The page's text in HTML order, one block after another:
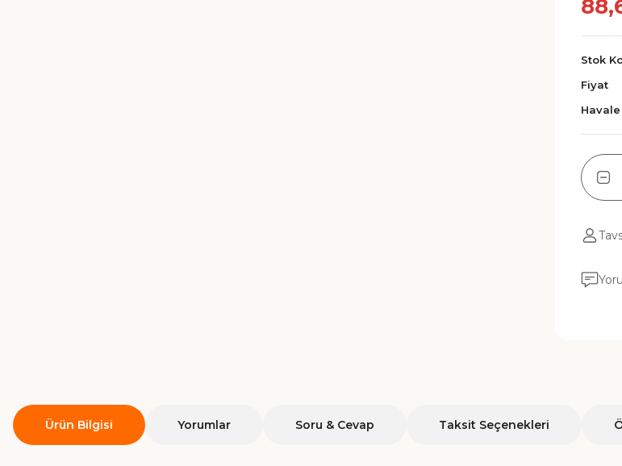
Stok
Fiyat
Havale
Ürün Bilgisi Yorumlar Soru & Cevap Taksit Seçenekleri